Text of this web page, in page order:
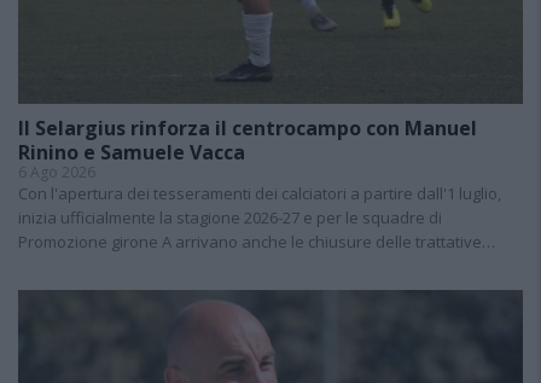
Il Selargius rinforza il centrocampo con Manuel
Rinino e Samuele Vacca
6 Ago 2026
Con l'apertura dei tesseramenti dei calciatori a partire dall'1 luglio,
inizia ufficialmente la stagione 2026-27 e per le squadre di
Promozione girone A arrivano anche le chiusure delle trattative…